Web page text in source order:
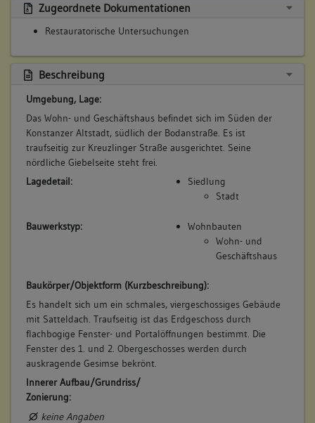
Zugeordnete Dokumentationen
Restauratorische Untersuchungen
Beschreibung
Umgebung, Lage:
Das Wohn- und Geschäftshaus befindet sich im Süden der
Konstanzer Altstadt, südlich der Bodanstraße. Es ist
traufseitig zur Kreuzlinger Straße ausgerichtet. Seine
nördliche Giebelseite steht frei.
Lagedetail:
Siedlung
Stadt
Bauwerkstyp:
Wohnbauten
Wohn- und
Geschäftshaus
Baukörper/Objektform (Kurzbeschreibung):
Es handelt sich um ein schmales, viergeschossiges Gebäude
mit Satteldach. Traufseitig ist das Erdgeschoss durch
flachbogige Fenster- und Portalöffnungen bestimmt. Die
Fenster des 1. und 2. Obergeschosses werden durch
auskragende Gesimse bekrönt.
Innerer Aufbau/Grundriss/
Zonierung:
keine Angaben